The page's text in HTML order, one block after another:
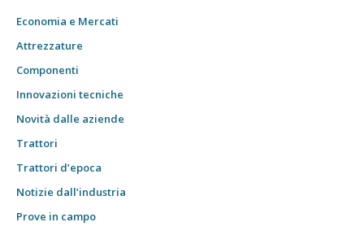
Economia e Mercati
Attrezzature
Componenti
Innovazioni tecniche
Novità dalle aziende
Trattori
Trattori d’epoca
Notizie dall’industria
Prove in campo